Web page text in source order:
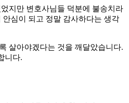
지만 변호사님들 덕분에 불송치라
안심이 되고 정말 감사하다는 생각
살아야겠다는 것을 깨달았습니다.
니다.